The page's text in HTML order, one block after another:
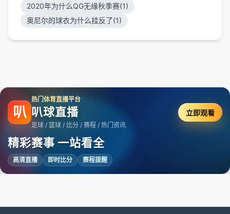
2020年为什么QG无缘秋季赛(1)
奥尼尔的球衣为什么挂反了(1)
叭
热门体育直播平台
叭球直播
足球 / 篮球 / 比分 / 赛程 / 热门资讯
精彩赛事 一站看全
高清直播 即时比分 赛程提醒
立即观看